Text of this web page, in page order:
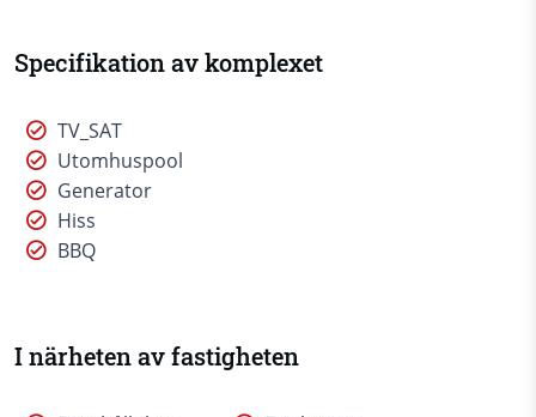
Specifikation av komplexet
TV_SAT
Utomhuspool
Generator
Hiss
BBQ
I närheten av fastigheten